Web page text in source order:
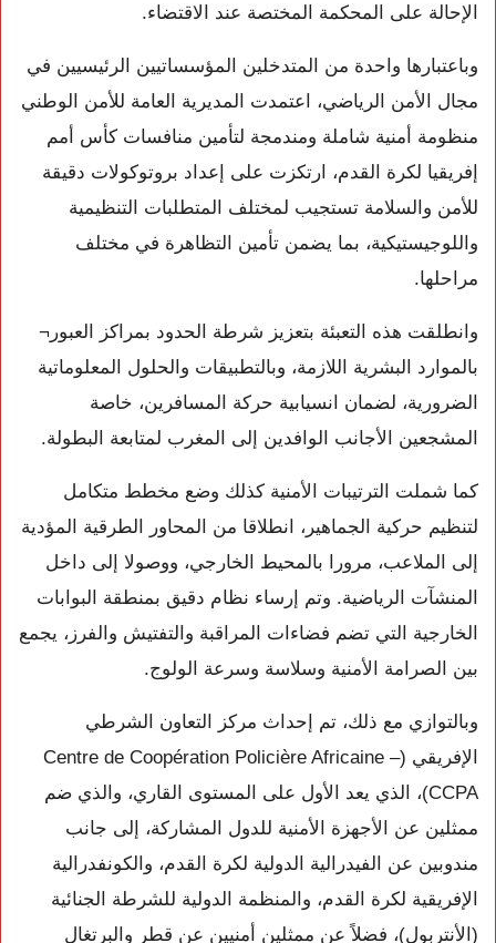
الإحالة على المحكمة المختصة عند الاقتضاء.
وباعتبارها واحدة من المتدخلين المؤسساتيين الرئيسيين في
مجال الأمن الرياضي، اعتمدت المديرية العامة للأمن الوطني
منظومة أمنية شاملة ومندمجة لتأمين منافسات كأس أمم
إفريقيا لكرة القدم، ارتكزت على إعداد بروتوكولات دقيقة
للأمن والسلامة تستجيب لمختلف المتطلبات التنظيمية
واللوجيستيكية، بما يضمن تأمين التظاهرة في مختلف
مراحلها.
وانطلقت هذه التعبئة بتعزيز شرطة الحدود بمراكز العبور¬
بالموارد البشرية اللازمة، وبالتطبيقات والحلول المعلوماتية
الضرورية، لضمان انسيابية حركة المسافرين، خاصة
المشجعين الأجانب الوافدين إلى المغرب لمتابعة البطولة.
كما شملت الترتيبات الأمنية كذلك وضع مخطط متكامل
لتنظيم حركية الجماهير، انطلاقا من المحاور الطرقية المؤدية
إلى الملاعب، مرورا بالمحيط الخارجي، ووصولا إلى داخل
المنشآت الرياضية. وتم إرساء نظام دقيق بمنطقة البوابات
الخارجية التي تضم فضاءات المراقبة والتفتيش والفرز، يجمع
بين الصرامة الأمنية وسلاسة وسرعة الولوج.
وبالتوازي مع ذلك، تم إحداث مركز التعاون الشرطي
الإفريقي (Centre de Coopération Policière Africaine –
CCPA)، الذي يعد الأول على المستوى القاري، والذي ضم
ممثلين عن الأجهزة الأمنية للدول المشاركة، إلى جانب
مندوبين عن الفيدرالية الدولية لكرة القدم، والكونفدرالية
الإفريقية لكرة القدم، والمنظمة الدولية للشرطة الجنائية
(الأنتربول)، فضلاً عن ممثلين أمنيين عن قطر والبرتغال